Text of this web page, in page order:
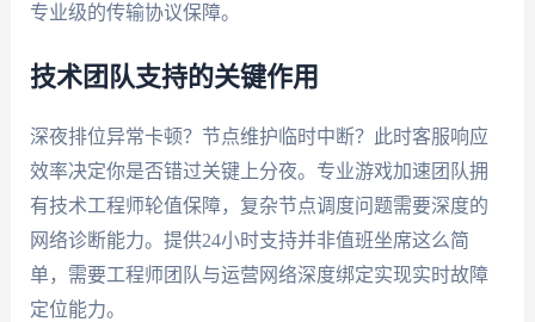
专业级的传输协议保障。
技术团队支持的关键作用
深夜排位异常卡顿？节点维护临时中断？此时客服响应
效率决定你是否错过关键上分夜。专业游戏加速团队拥
有技术工程师轮值保障，复杂节点调度问题需要深度的
网络诊断能力。提供24小时支持并非值班坐席这么简
单，需要工程师团队与运营网络深度绑定实现实时故障
定位能力。